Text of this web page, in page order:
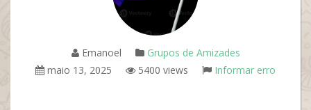
Emanoel
Grupos de Amizades
maio 13, 2025
5400 views Informar erro